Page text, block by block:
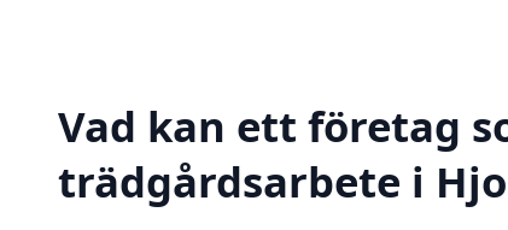
Vad kan ett företag
trädgårdsarbete i